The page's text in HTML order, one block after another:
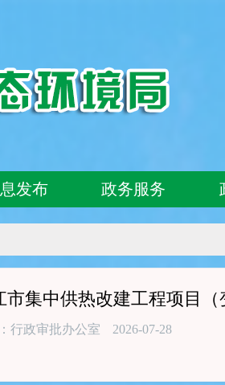
发布 政务服务
市集中供热改建工程项目
行政审批办公室 2026-07-28